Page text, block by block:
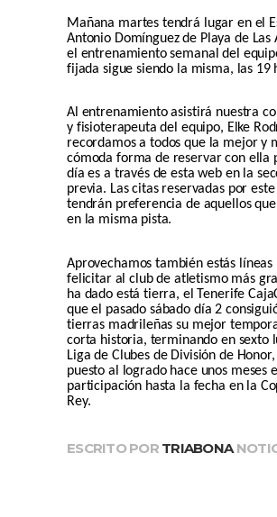
Mañana martes tendrá lugar en el
Antonio Domínguez de Playa de Las
el entrenamiento semanal del
fijada sigue siendo la misma, las 19
Al entrenamiento asistirá nuestra
y fisioterapeuta del equipo, Elke
recordamos a todos que la mejor y
cómoda forma de reservar con ella
día es a través de esta web en la
previa. Las citas reservadas por
tendrán preferencia de aquellos
en la misma pista.
Aprovechamos también estás líneas
felicitar al club de atletismo más
ha dado está tierra, el Tenerife
que el pasado sábado día 2
tierras madrileñas su mejor
corta historia, terminando en sexto
Liga de Clubes de División de
puesto al logrado hace unos meses
participación hasta la fecha en la
Rey.
ESCRITO POR TRIABONA